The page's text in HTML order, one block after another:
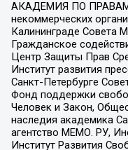
АКАДЕМИЯ ПО ПРАВАМ
некоммерческих
Калининграде Совета
Гражданское
Центр Защиты Прав
Институт развития
Санкт-Петербурге
Фонд поддержки
Человек и Закон,
наследия академика
агентство МЕМО. РУ,
Институт Развития